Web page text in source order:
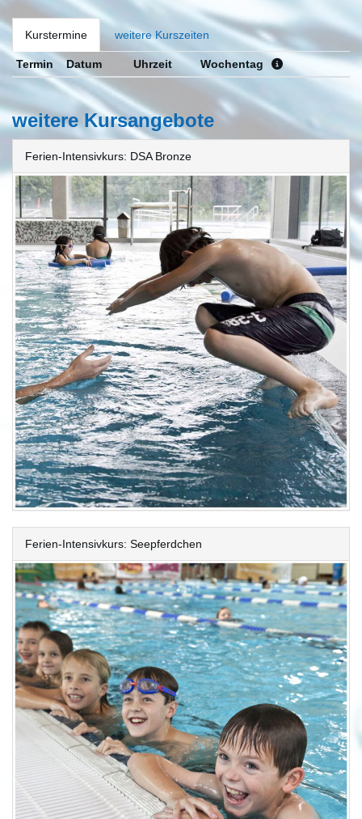
Kurstermine weitere Kurszeiten
Termin Datum Uhrzeit Wochentag
weitere Kursangebote
Ferien-Intensivkurs: DSA Bronze
Ferien-Intensivkurs: Seepferdchen